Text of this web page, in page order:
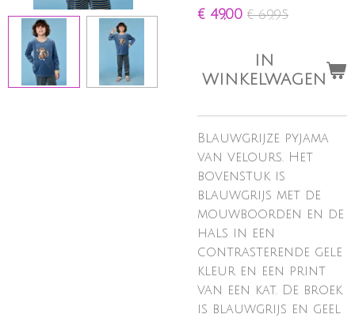
€ 49,00 € 69,95
IN
WINKELWAGEN
Blauwgrijze pyjama
van velours. Het
bovenstuk is
blauwgrijs met de
mouwboorden en de
hals in een
contrasterende gele
kleur en een print
van een kat. De broek
is blauwgrijs en geel